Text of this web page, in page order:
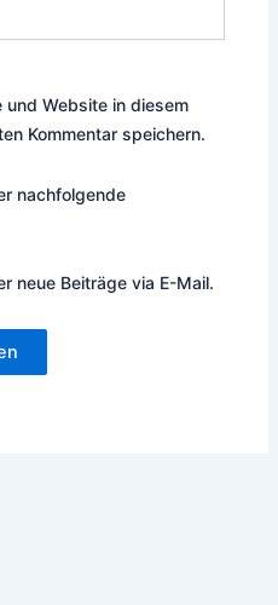
und Website in diesem
Kommentar speichern.
nachfolgende
neue Beiträge via E-Mail.